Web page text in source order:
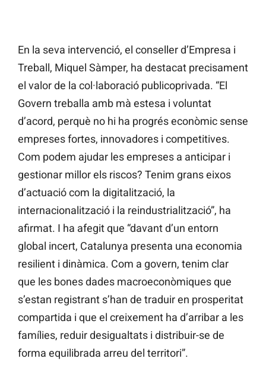
En la seva intervenció, el conseller d’Empresa i
Treball, Miquel Sàmper, ha destacat precisament
el valor de la col·laboració publicoprivada. “El
Govern treballa amb mà estesa i voluntat
d’acord, perquè no hi ha progrés econòmic sense
empreses fortes, innovadores i competitives.
Com podem ajudar les empreses a anticipar i
gestionar millor els riscos? Tenim grans eixos
d’actuació com la digitalització, la
internacionalització i la reindustrialització”, ha
afirmat. I ha afegit que “davant d’un entorn
global incert, Catalunya presenta una economia
resilient i dinàmica. Com a govern, tenim clar
que les bones dades macroeconòmiques que
s’estan registrant s’han de traduir en prosperitat
compartida i que el creixement ha d’arribar a les
famílies, reduir desigualtats i distribuir-se de
forma equilibrada arreu del territori”.